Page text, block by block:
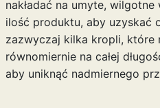
nakładać na umyte,
ilość produktu, aby uzyskać
zazwyczaj kilka kropli, które
równomiernie na całej
aby uniknąć nadmiernego